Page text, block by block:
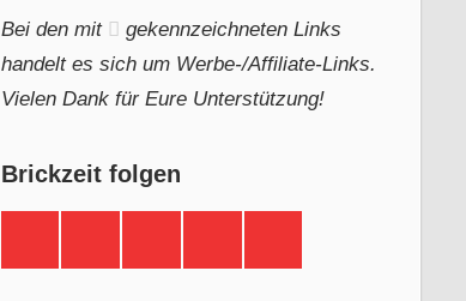
Bei den mit
gekennzeichneten Links
handelt es sich um Werbe-/Affiliate-Links.
Vielen Dank für Eure Unterstützung!
Brickzeit folgen